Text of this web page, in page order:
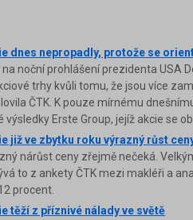
dnes nepropadly, protože se
noční prohlášení prezidenta USA
trhy kvůli tomu, že jsou více
ČTK. K pouze mírnému
výsledky Erste Group, jejíž akcie se
již ve zbytku roku výrazný růst
nárůst ceny zřejmě nečeká.
to z ankety ČTK mezi makléři a
procent.
těží z příznivé nálady ve světě